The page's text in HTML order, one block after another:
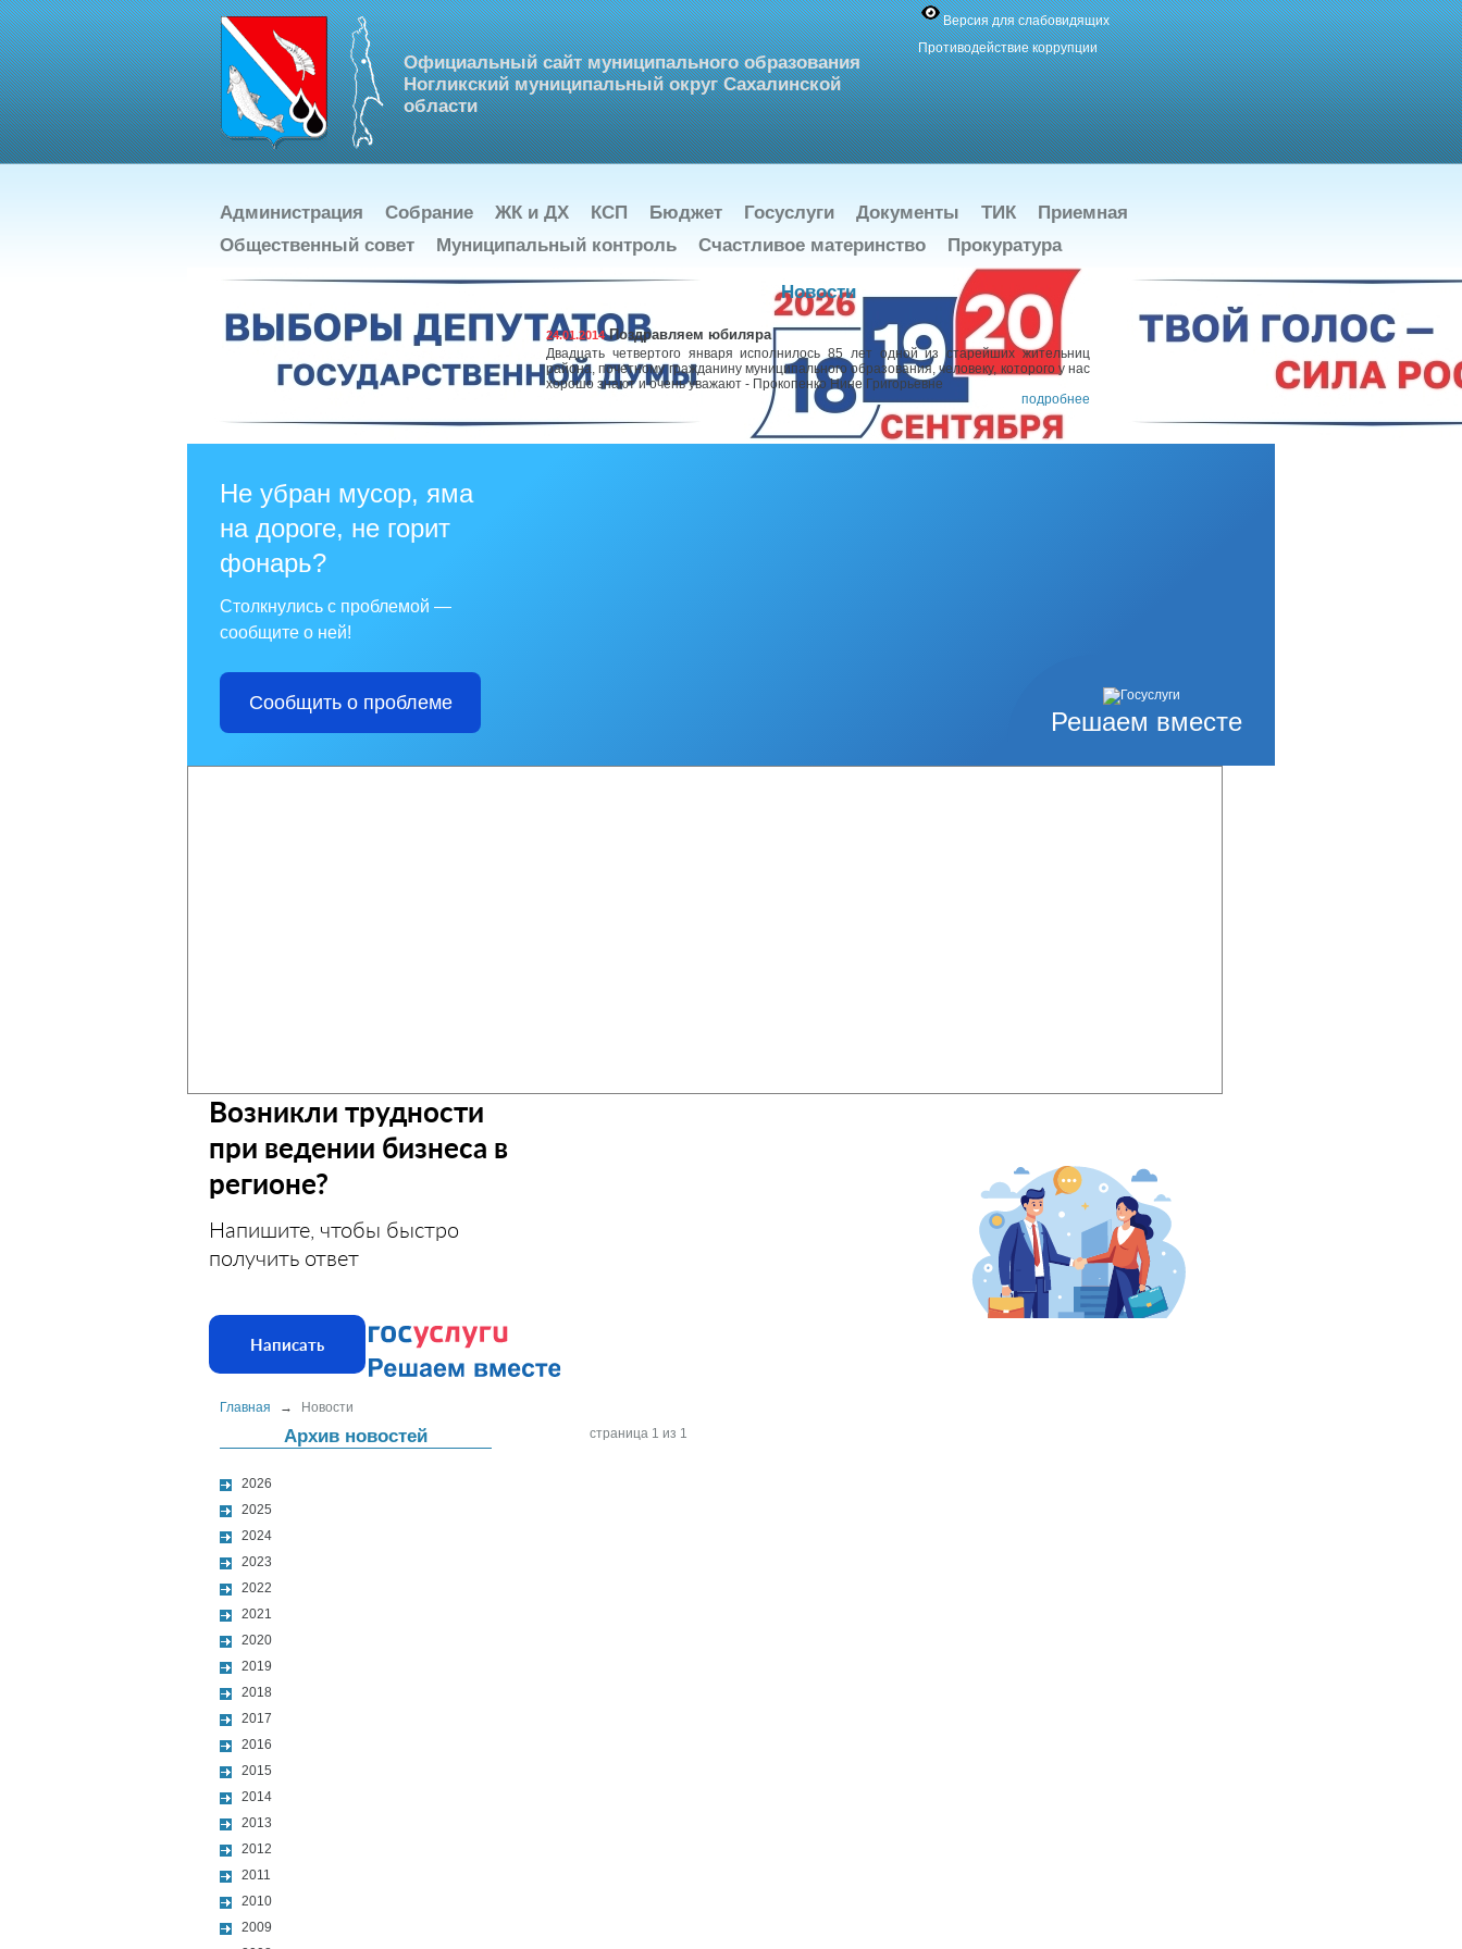
Официальный сайт муниципального образования
Ногликский муниципальный округ Сахалинской
области
Версия для слабовидящих
Противодействие коррупции
Администрация Собрание ЖК и ДХ КСП Бюджет Госуслуги Документы ТИК
Приемная
Общественный совет
Муниципальный контроль Счастливое материнство Прокуратура
Решаем вместе
Не убран мусор, яма
на дороге, не горит
фонарь?
Столкнулись с проблемой —
сообщите о ней!
Сообщить о проблеме
Возникли трудности
при ведении бизнеса в
регионе?
Напишите, чтобы быстро
получить ответ
Написать
Главная → Новости
Архив новостей
2026
2025
2024
2023
2022
2021
2020
2019
2018
2017
2016
2015
2014
2013
2012
2011
2010
2009
Новости
24.01.2014Поздравляем юбиляра
Двадцать четвертого января исполнилось 85 лет одной из старейших жительниц
района, почетному гражданину муниципального образования, человеку, которого у нас
хорошо знают и очень уважают - Прокопенко Нине Григорьевне
подробнее
страница 1 из 1